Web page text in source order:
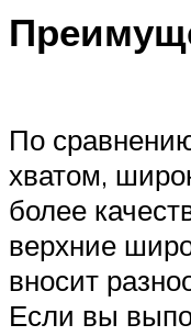
По
хватом,
более
верхние
вносит
Если вы